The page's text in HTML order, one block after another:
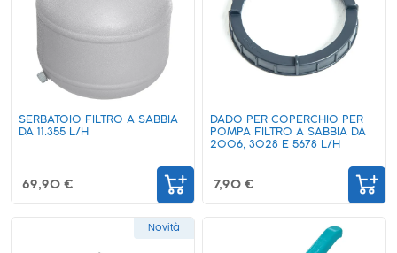
SERBATOIO FILTRO A SABBIA
DA 11.355 L/H
69,90 €
DADO PER COPERCHIO PER
POMPA FILTRO A SABBIA DA
2006, 3028 E 5678 L/H
7,90 €
Novità